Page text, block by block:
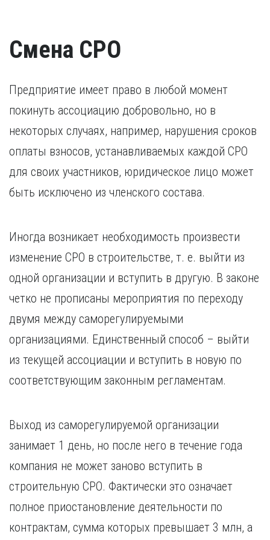
квалификации в течение последних пяти лет. В случае,
если повышение квалификации проходило за пределами
Смена СРО
Предприятие имеет право в любой момент
покинуть ассоциацию добровольно, но в
некоторых случаях, например, нарушения сроков
оплаты взносов, устанавливаемых каждой СРО
для своих участников, юридическое лицо может
быть исключено из членского состава.
Иногда возникает необходимость произвести
изменение СРО в строительстве, т. е. выйти из
одной организации и вступить в другую. В законе
четко не прописаны мероприятия по переходу
двумя между саморегулируемыми
организациями. Единственный способ – выйти
из текущей ассоциации и вступить в новую по
соответствующим законным регламентам.
Выход из саморегулируемой организации
занимает 1 день, но после него в течение года
компания не может заново вступить в
строительную СРО. Фактически это означает
полное приостановление деятельности по
контрактам, сумма которых превышает 3 млн, а